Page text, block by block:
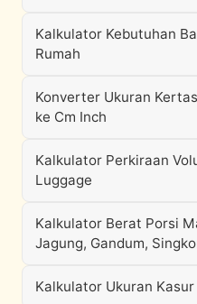
Kalkulator Kebutuhan
Rumah
Konverter Ukuran
ke Cm Inch
Kalkulator Perkiraan
Luggage
Kalkulator Berat Porsi
Jagung, Gandum,
Kalkulator Ukuran